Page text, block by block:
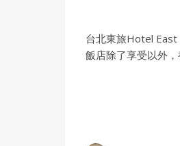
台北東旅Hotel East
飯店除了享受以外